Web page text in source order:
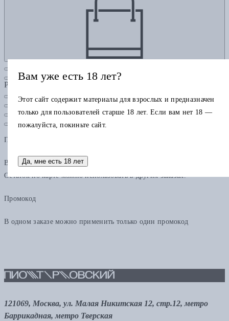
Рубрики
Подарочная карта
В одном заказе можно применить только одну подарочную карту.
Остаток по карте можно использовать в других заказах.
Промокод
В одном заказе можно применить только один промокод
121069, Москва, ул. Малая Никитская 12, стр.12, метро
Баррикадная, метро Тверская
Вам уже есть 18 лет?
Этот сайт содержит материалы для взрослых и предназначен
только для пользователей старше 18 лет. Если вам нет 18 —
пожалуйста, покиньте сайт.
Да, мне есть 18 лет